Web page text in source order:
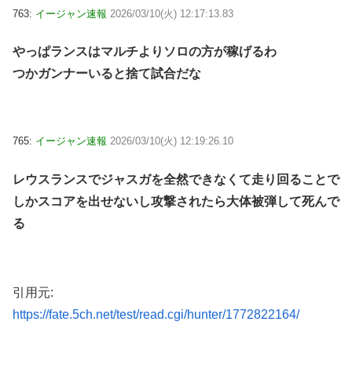
763: イージャン速報 2026/03/10(火) 12:17:13.83
やっぱランスはマルチよりソロの方が稼げるわ
つかガンナーいると捨て試合だな
765: イージャン速報 2026/03/10(火) 12:19:26.10
レウスランスでジャスガを全然できなくて走り回ることで
しかスコアを出せないし攻撃されたら大体被弾して死んで
る
引用元:
https://fate.5ch.net/test/read.cgi/hunter/1772822164/